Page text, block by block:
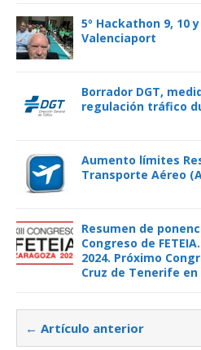
5º Hackathon 9, 10
Valenciaport
Borrador DGT,
regulación tráfico
Aumento límites
Transporte Aéreo
Resumen de
Congreso de
2024. Próximo
Cruz de Tenerife en
← Artículo anterior